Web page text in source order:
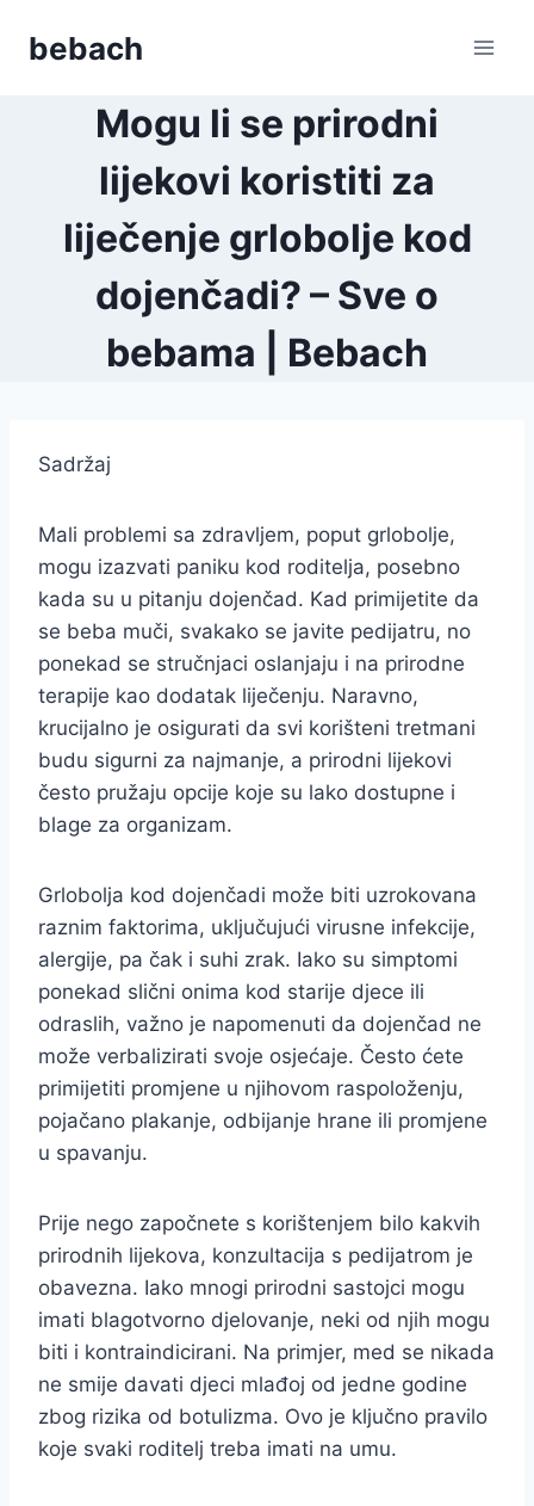
bebach
Mogu li se prirodni
lijekovi koristiti za
liječenje grlobolje kod
dojenčadi? – Sve o
bebama | Bebach
Sadržaj
Mali problemi sa zdravljem, poput grlobolje,
mogu izazvati paniku kod roditelja, posebno
kada su u pitanju dojenčad. Kad primijetite da
se beba muči, svakako se javite pedijatru, no
ponekad se stručnjaci oslanjaju i na prirodne
terapije kao dodatak liječenju. Naravno,
krucijalno je osigurati da svi korišteni tretmani
budu sigurni za najmanje, a prirodni lijekovi
često pružaju opcije koje su lako dostupne i
blage za organizam.
Grlobolja kod dojenčadi može biti uzrokovana
raznim faktorima, uključujući virusne infekcije,
alergije, pa čak i suhi zrak. Iako su simptomi
ponekad slični onima kod starije djece ili
odraslih, važno je napomenuti da dojenčad ne
može verbalizirati svoje osjećaje. Često ćete
primijetiti promjene u njihovom raspoloženju,
pojačano plakanje, odbijanje hrane ili promjene
u spavanju.
Prije nego započnete s korištenjem bilo kakvih
prirodnih lijekova, konzultacija s pedijatrom je
obavezna. Iako mnogi prirodni sastojci mogu
imati blagotvorno djelovanje, neki od njih mogu
biti i kontraindicirani. Na primjer, med se nikada
ne smije davati djeci mlađoj od jedne godine
zbog rizika od botulizma. Ovo je ključno pravilo
koje svaki roditelj treba imati na umu.